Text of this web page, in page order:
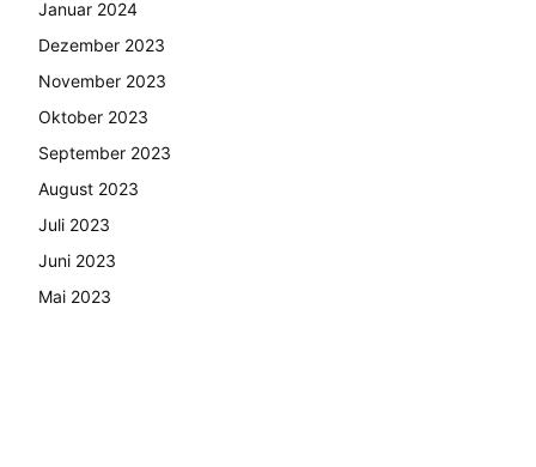
Januar 2024
Dezember 2023
November 2023
Oktober 2023
September 2023
August 2023
Juli 2023
Juni 2023
Mai 2023